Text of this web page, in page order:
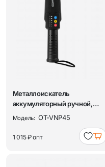
Металлоискатель
аккумуляторный ручной,
металлодетектор порта...
Модель: OT-VNP45
1 015 ₽опт